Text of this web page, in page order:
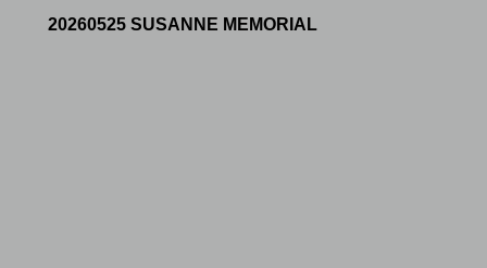
20260525 SUSANNE MEMORIAL